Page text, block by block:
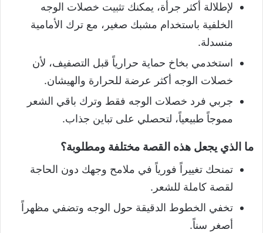
لإطلالة أكثر جرأة، يمكنك تثبيت خصلات الوجه
الخلفية باستخدام مشبك صغير، مع ترك الأمامية
منسدلة.
استخدمي بخاخ حماية حرارياً قبل التصفيف، لأن
خصلات الوجه أكثر عرضة للحرارة والهيشان.
جربي فرد خصلات الوجه فقط وترك باقي الشعر
مموجاً طبيعياً، لتحصلي على تباين جذاب.
ما الذي يجعل هذه القصة مختلفة ومطلوبة؟
تمنحك تغييراً فورياً في ملامح وجهك دون الحاجة
لقصة كاملة للشعر.
تخفي الخطوط الدقيقة حول الوجه وتضفي مظهراً
أصغر سناً.